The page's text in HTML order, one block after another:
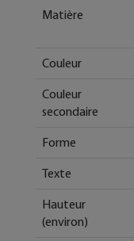
Matière
Couleur
Couleur
secondaire
Forme
Texte
Hauteur
(environ)